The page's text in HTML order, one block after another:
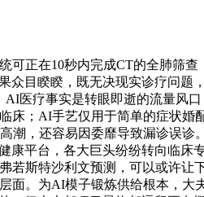
正在10秒内完成CT的全肺筛查
众目睽睽，既无决现实诊疗问题
医疗事实是转眼即逝的流量风
床；AI手艺仅用于简单的症状婚
，还容易因委靡导致漏诊误诊
康平台，各大巨头纷纷转向临床
若斯特沙利文预测，可以或许让
面。为AI模子锻炼供给根本，大